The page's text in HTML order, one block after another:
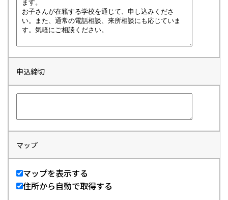
申込締切
マップ
マップを表示する
住所から自動で取得する